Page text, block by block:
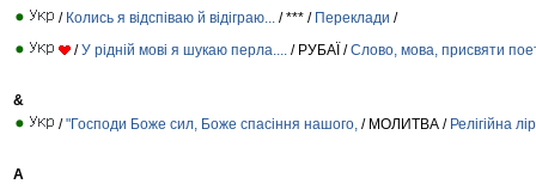
/ Колись я відспіваю й відіграю... / *** / Переклади /
/У рідній мові я шукаю перла.... / РУБАЇ /Слово, мова, присвяти
&
/"Господи Боже сил, Боже спасіння нашого, / МОЛИТВА / Релігійна
А